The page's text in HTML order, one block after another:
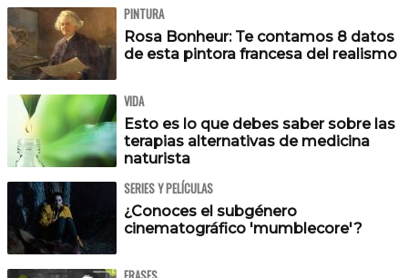
PINTURA
Rosa Bonheur: Te contamos 8 datos
de esta pintora francesa del realismo
VIDA
Esto es lo que debes saber sobre las
terapias alternativas de medicina
naturista
SERIES Y PELÍCULAS
¿Conoces el subgénero
cinematográfico 'mumblecore'?